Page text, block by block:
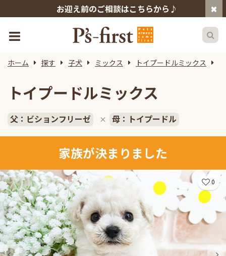
お迎え前のご相談はこちらから♪
ホーム 探す 子犬 ミックス トイプードルミックス
トイプードルミックス
父：ビションフリーゼ × 母：トイプードル
家族が決まりました
0